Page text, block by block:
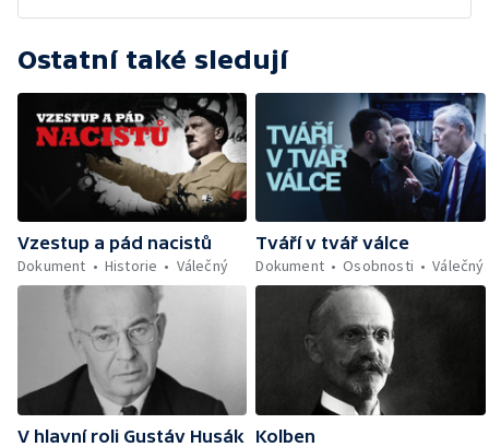
Ostatní také sledují
Vzestup a pád nacistů
Dokument
Historie Válečný
Tváří v tvář válce
Dokument
Osobnosti Válečný
V hlavní roli Gustáv Husák
Kolben